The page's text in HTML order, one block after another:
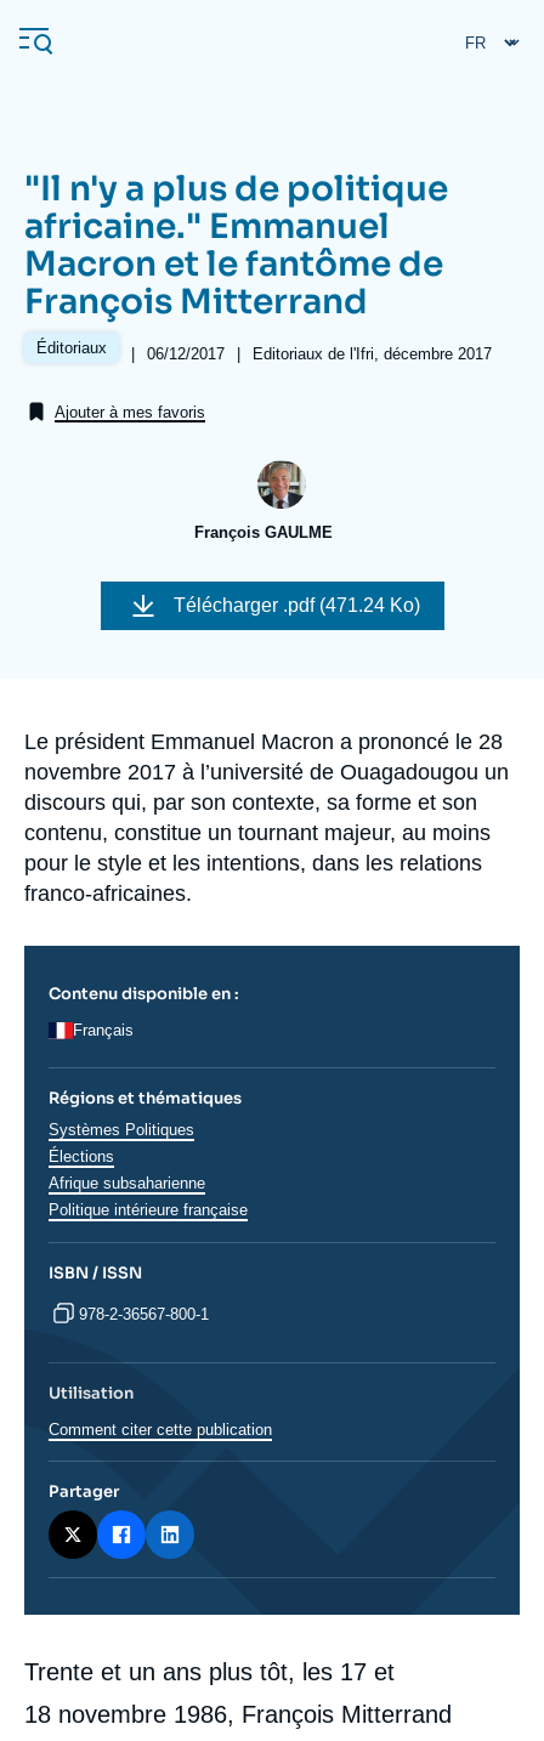
au
contenu
Navigation
principale
L'Ifri
Analyses
Se connecter
Nous soutenir
"Il n'y a plus de politique
africaine." Emmanuel
Macron et le fantôme de
François Mitterrand
Éditoriaux |
Date
publication
06/12/2017 | Références
Editoriaux de l'Ifri, décembre 2017
Ajouter à mes favoris
François GAULME
Image
couverture
Télécharger .pdf (471.24 Ko)
Accroche
Le président Emmanuel Macron a prononcé le 28
novembre 2017 à l’université de Ouagadougou un
discours qui, par son contexte, sa forme et son
contenu, constitue un tournant majeur, au moins
pour le style et les intentions, dans les relations
franco-africaines.
Corps
analyses
Trente et un ans plus tôt, les 17 et
18 novembre 1986, François Mitterrand
Contenu disponible en :
Français
Régions et thématiques
Thématiques
analyses
Systèmes Politiques
Élections
Régions
Afrique subsaharienne
Politique intérieure française
ISBN / ISSN
978-2-36567-800-1
Utilisation
Comment citer cette publication
Partager